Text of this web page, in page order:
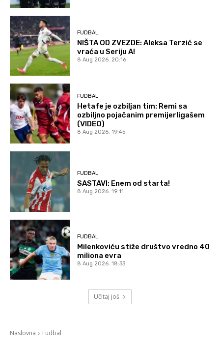
FUDBAL
NIŠTA OD ZVEZDE: Aleksa Terzić se
vraća u Seriju A!
8 Aug 2026. 20:16
FUDBAL
Hetafe je ozbiljan tim: Remi sa
ozbiljno pojačanim premijerligašem
(VIDEO)
8 Aug 2026. 19:45
FUDBAL
SASTAVI: Enem od starta!
8 Aug 2026. 19:11
FUDBAL
Milenkoviću stiže društvo vredno 40
miliona evra
8 Aug 2026. 18:33
Učitaj još